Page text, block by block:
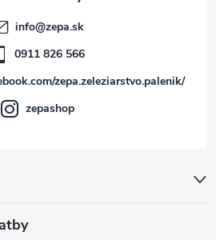
info@zepa.sk
0911 826 566
zepa.zeleziarstvo.palenik/
zepashop